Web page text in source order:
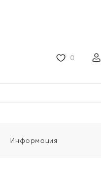
0
Информация